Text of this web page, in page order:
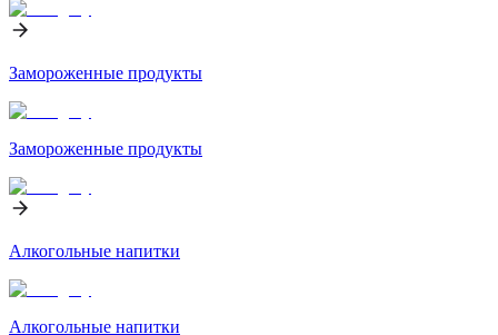
Замороженные продукты
Замороженные продукты
Алкогольные напитки
Алкогольные напитки